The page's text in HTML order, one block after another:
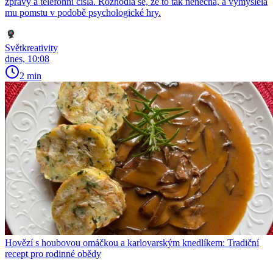
mu pomstu v podobě psychologické hry.
Světkreativity
dnes, 10:08
2 min
Hovězí s houbovou omáčkou a karlovarským knedlíkem: Tradiční
recept pro rodinné obědy